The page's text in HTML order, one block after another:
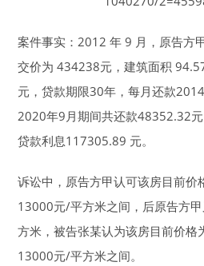
案件事实：2012 年 9 月，原告方
交价为 434238元，建筑面积
元，贷款期限30年，每月还款
2020年9月期间共还款48352.32
贷款利息117305.89 元。
诉讼中，原告方甲认可该房目前
13000元/平方米之间，后原告方
方米，被告张某认为该房目前价
13000元/平方米之间。